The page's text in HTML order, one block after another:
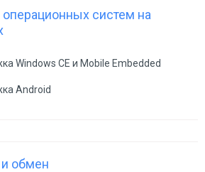
систем на
Windows CE и Mobile Embedded
Android
и обмен